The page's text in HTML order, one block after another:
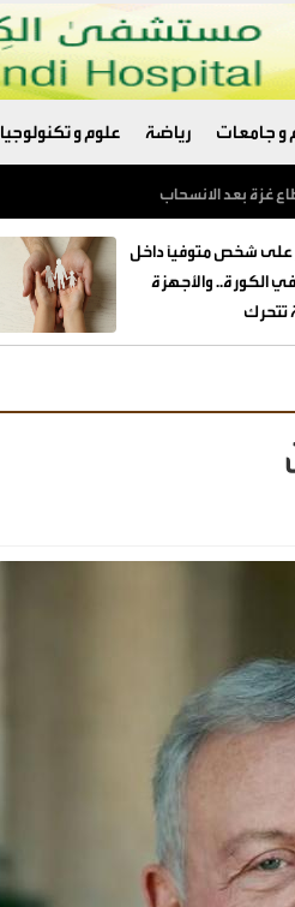
و جامعات رياضة علوم و تكنولوجيا
على شخص متوفيًا داخل
الكورة.. والأجهزة
تتحرك